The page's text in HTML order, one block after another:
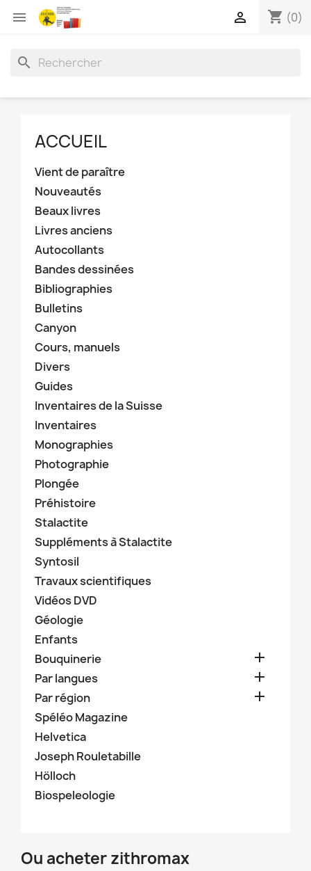
 shopping_cart (0)

search
ACCUEIL
Vient de paraître
Nouveautés
Beaux livres
Livres anciens
Autocollants
Bandes dessinées
Bibliographies
Bulletins
Canyon
Cours, manuels
Divers
Guides
Inventaires de la Suisse
Inventaires
Monographies
Photographie
Plongée
Préhistoire
Stalactite
Suppléments à Stalactite
Syntosil
Travaux scientifiques
Vidéos DVD
Géologie
Enfants
Bouquinerie

Par langues 
Par région 
Spéléo Magazine
Helvetica
Joseph Rouletabille
Hölloch
Biospeleologie
Ou acheter zithromax